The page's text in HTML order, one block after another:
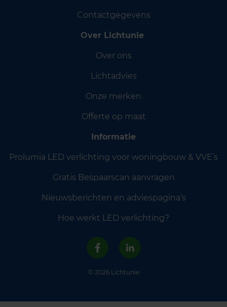
Contactgegevens
Over Lichtunie
Over ons
Lichtadvies
Onze merken
Offerte op maat
Informatie
Prolumia LED verlichting voor woningbouw & VVE’s
Gratis Bespaarscan aanvragen
Nieuwsberichten en adviespagina’s
Hoe werkt LED verlichting?
© 2026 Lichtunie